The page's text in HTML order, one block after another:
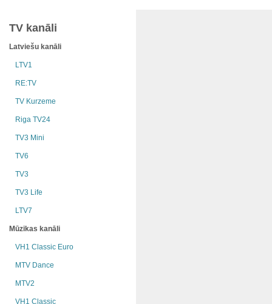
TV kanāli
Latviešu kanāli
LTV1
RE:TV
TV Kurzeme
Riga TV24
TV3 Mini
TV6
TV3
TV3 Life
LTV7
Mūzikas kanāli
VH1 Classic Euro
MTV Dance
MTV2
VH1 Classic